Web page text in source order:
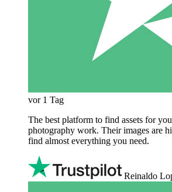
vor 1 Tag
The best platform to find assets for
photography work. Their images are
find almost everything you need.
Reinaldo